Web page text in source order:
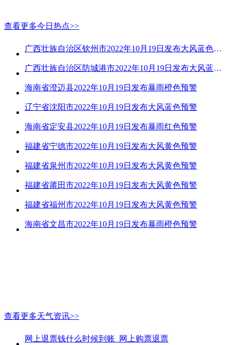
查看更多今日热点>>
广西壮族自治区钦州市2022年10月19日发布大风蓝色预警
广西壮族自治区防城港市2022年10月19日发布大风蓝色预警
海南省澄迈县2022年10月19日发布暴雨橙色预警
辽宁省沈阳市2022年10月19日发布大风蓝色预警
海南省定安县2022年10月19日发布暴雨红色预警
福建省宁德市2022年10月19日发布大风黄色预警
福建省泉州市2022年10月19日发布大风黄色预警
福建省莆田市2022年10月19日发布大风黄色预警
福建省福州市2022年10月19日发布大风黄色预警
海南省文昌市2022年10月19日发布暴雨橙色预警
查看更多天气资讯>>
网上退票钱什么时候到账_网上购票退票